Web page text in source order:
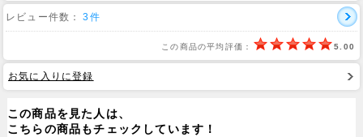
レビュー件数： 3件
この商品の平均評価： 5.00
お気に入りに登録
この商品を見た人は、
こちらの商品もチェックしています！